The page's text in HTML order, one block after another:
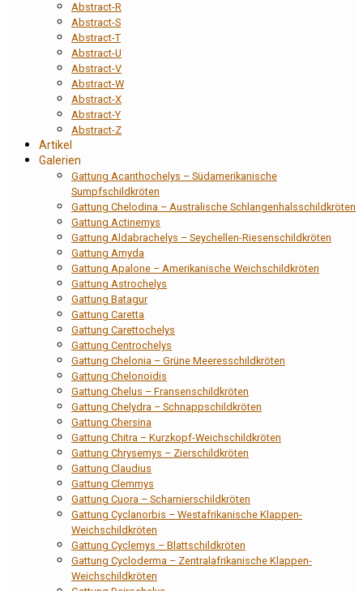
Abstract-R
Abstract-S
Abstract-T
Abstract-U
Abstract-V
Abstract-W
Abstract-X
Abstract-Y
Abstract-Z
Artikel
Galerien
Gattung Acanthochelys – Südamerikanische
Sumpfschildkröten
Gattung Chelodina – Australische Schlangenhalsschildkröten
Gattung Actinemys
Gattung Aldabrachelys – Seychellen-Riesenschildkröten
Gattung Amyda
Gattung Apalone – Amerikanische Weichschildkröten
Gattung Astrochelys
Gattung Batagur
Gattung Caretta
Gattung Carettochelys
Gattung Centrochelys
Gattung Chelonia – Grüne Meeresschildkröten
Gattung Chelonoidis
Gattung Chelus – Fransenschildkröten
Gattung Chelydra – Schnappschildkröten
Gattung Chersina
Gattung Chitra – Kurzkopf-Weichschildkröten
Gattung Chrysemys – Zierschildkröten
Gattung Claudius
Gattung Clemmys
Gattung Cuora – Scharnierschildkröten
Gattung Cyclanorbis – Westafrikanische Klappen-
Weichschildkröten
Gattung Cyclemys – Blattschildkröten
Gattung Cycloderma – Zentralafrikanische Klappen-
Weichschildkröten